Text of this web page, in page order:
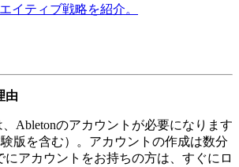
イティブ戦略を紹介。
由
Abletonのアカウントが必要になります
験版を含む）。アカウントの作成は数分
にアカウントをお持ちの方は、すぐにロ